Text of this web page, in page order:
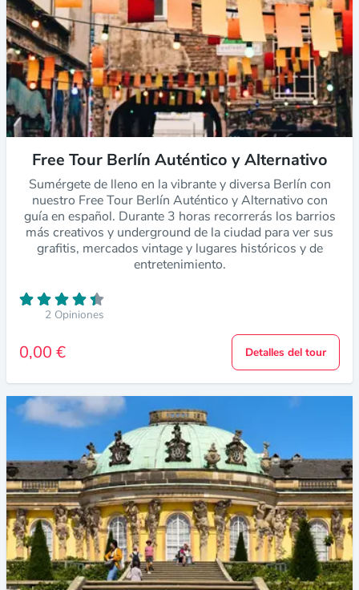
Free Tour Berlín Auténtico y Alternativo
Sumérgete de lleno en la vibrante y diversa Berlín con
nuestro Free Tour Berlín Auténtico y Alternativo con
guía en español. Durante 3 horas recorrerás los barrios
más creativos y underground de la ciudad para ver sus
grafitis, mercados vintage y lugares históricos y de
entretenimiento.
2 Opiniones
0,00 € Detalles del tour